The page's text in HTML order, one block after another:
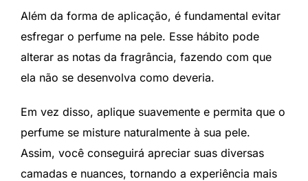
Além da forma de aplicação, é fundamental evitar
esfregar o perfume na pele. Esse hábito pode
alterar as notas da fragrância, fazendo com que
ela não se desenvolva como deveria.
Em vez disso, aplique suavemente e permita que o
perfume se misture naturalmente à sua pele.
Assim, você conseguirá apreciar suas diversas
camadas e nuances, tornando a experiência mais